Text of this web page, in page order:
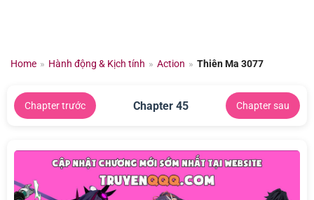
dungHome » Hành động & Kịch tính » Action » Thiên Ma 3077
Chapter trước Chapter 45 Chapter sau